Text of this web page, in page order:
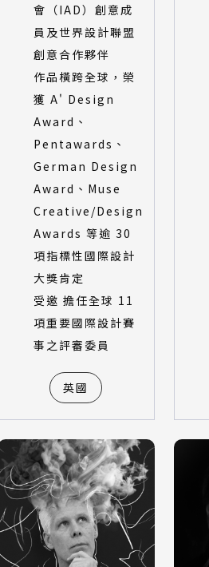
會（IAD）創意成
員及世界設計聯盟
創意合作夥伴
作品橫跨全球，榮
獲 A' Design
Award、
Pentawards、
German Design
Award、Muse
Creative/Design
Awards 等逾 30
項指標性國際設計
大獎肯定
受邀 擔任全球 11
項重要國際設計賽
事之評審委員
英國